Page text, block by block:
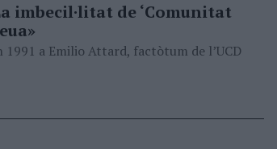
imbecil·litat de ‘Comunitat
a Emilio Attard, factòtum de l’UCD